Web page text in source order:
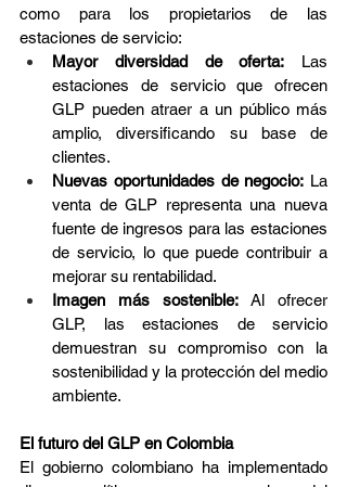
como para los propietarios de las
estaciones de servicio:
Mayor diversidad de oferta: Las
estaciones de servicio que ofrecen
GLP pueden atraer a un público más
amplio, diversificando su base de
clientes.
Nuevas oportunidades de negocio: La
venta de GLP representa una nueva
fuente de ingresos para las estaciones
de servicio, lo que puede contribuir a
mejorar su rentabilidad.
Imagen más sostenible: Al ofrecer
GLP, las estaciones de servicio
demuestran su compromiso con la
sostenibilidad y la protección del medio
ambiente.
El futuro del GLP en Colombia
El gobierno colombiano ha implementado